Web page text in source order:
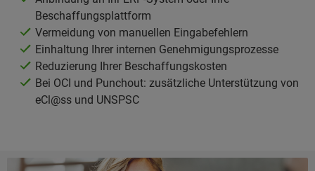
Beschaffungsplattform
Vermeidung von manuellen Eingabefehlern
Einhaltung Ihrer internen Genehmigungsprozesse
Reduzierung Ihrer Beschaffungskosten
Bei OCI und Punchout: zusätzliche Unterstützung von
eCl@ss und UNSPSC